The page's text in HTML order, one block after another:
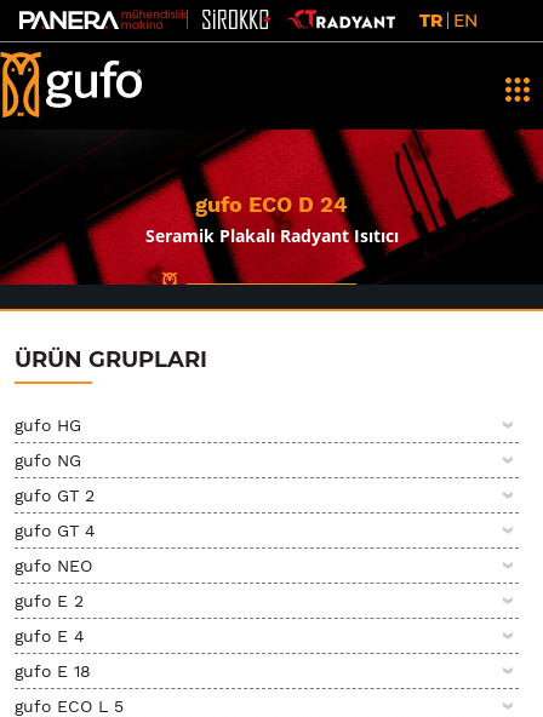
TR EN
gufo ECO D 24
Seramik Plakalı Radyant Isıtıcı
ÜRÜN GRUPLARI
gufo HG
gufo NG
gufo GT 2
gufo GT 4
gufo NEO
gufo E 2
gufo E 4
gufo E 18
gufo ECO L 5